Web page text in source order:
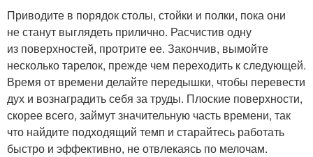
Приводите в порядок столы, стойки и полки, пока они
не станут выглядеть прилично. Расчистив одну
из поверхностей, протрите ее. Закончив, вымойте
несколько тарелок, прежде чем переходить к следующей.
Время от времени делайте передышки, чтобы перевести
дух и вознаградить себя за труды. Плоские поверхности,
скорее всего, займут значительную часть времени, так
что найдите подходящий темп и старайтесь работать
быстро и эффективно, не отвлекаясь по мелочам.